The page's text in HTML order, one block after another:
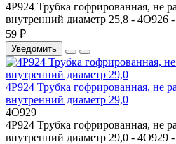
4P924 Трубка гофрированная, не
внутренний диаметр 25,8 - 4О926 -
59 ₽
Уведомить
4P924 Трубка гофрированная, не
внутренний диаметр 29,0
4О929
4P924 Трубка гофрированная, не
внутренний диаметр 29,0 - 4О929 -